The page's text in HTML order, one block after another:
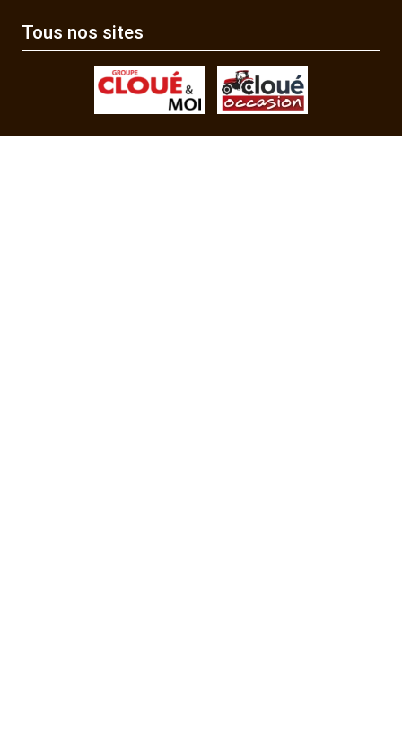
Tous nos sites